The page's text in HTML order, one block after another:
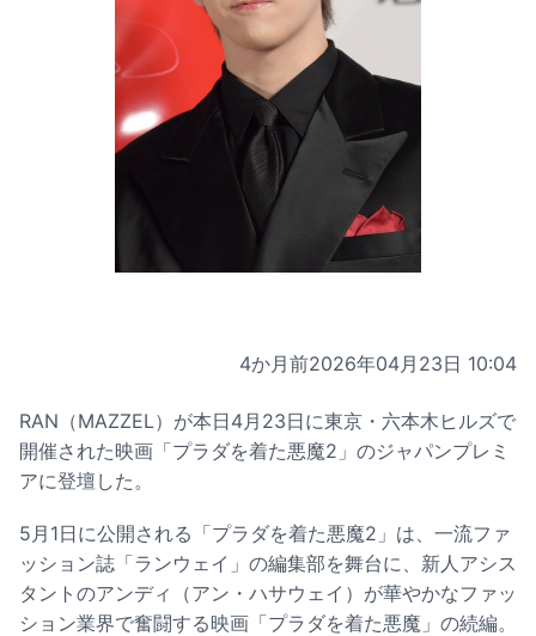
4か月前2026年04月23日 10:04
RAN（MAZZEL）が本日4月23日に東京・六本木ヒルズで
開催された映画「プラダを着た悪魔2」のジャパンプレミ
アに登壇した。
5月1日に公開される「プラダを着た悪魔2」は、一流ファ
ッション誌「ランウェイ」の編集部を舞台に、新人アシス
タントのアンディ（アン・ハサウェイ）が華やかなファッ
ション業界で奮闘する映画「プラダを着た悪魔」の続編。